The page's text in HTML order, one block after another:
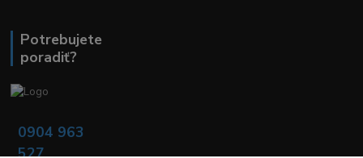
Potrebujete
poradiť?
0904 963
527